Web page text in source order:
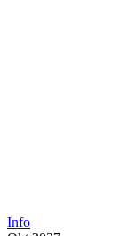
Info